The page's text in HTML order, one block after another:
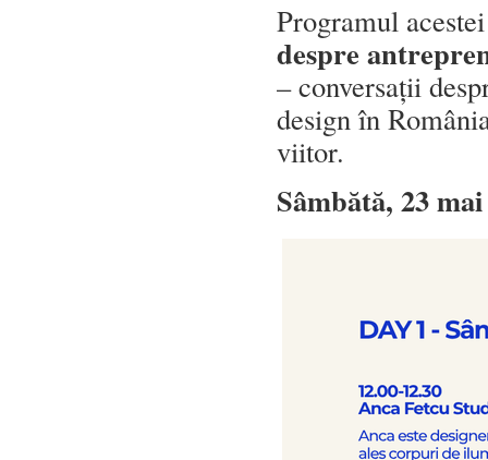
Programul
despre
– conversații
design în
viitor.
Sâmbătă, 23